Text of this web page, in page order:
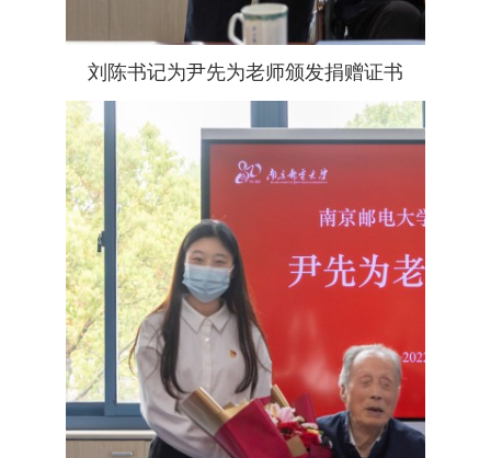
刘陈书记为尹先为老师颁发捐赠证书